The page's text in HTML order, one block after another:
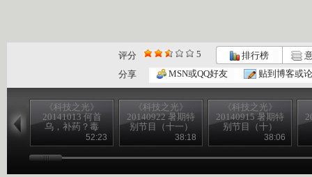
评分 5 排行榜
分享
MSN或QQ好友 贴到博客或
《科技之光》
20141013 何首
乌，补药？毒
52:23
《科技之光》
20140922 暑期特
别节目（十一）
38:18
《科技之光》
20140915 暑期特
别节目（十）
38:06